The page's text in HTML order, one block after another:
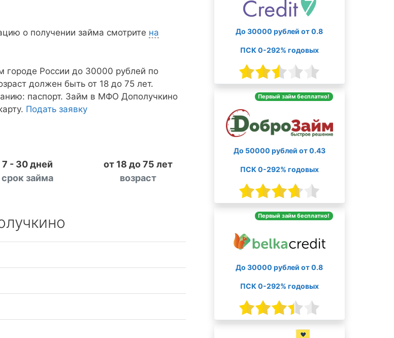
о получении займа смотрите на
городе России до 30000 рублей по
должен быть от 18 до 75 лет.
паспорт. Займ в МФО Дополучкино
Подать заявку
7 - 30 дней
срок займа
от 18 до 75 лет
возраст
До 30000 рублей от 0.8
ПСК 0-292% годовых
Первый займ бесплатно!
До 50000 рублей от 0.43
ПСК 0-292% годовых
Первый займ бесплатно!
До 30000 рублей от 0.8
ПСК 0-292% годовых